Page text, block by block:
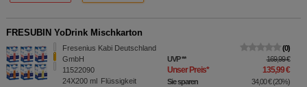
FRESUBIN YoDrink Mischkarton
Fresenius Kabi Deutschland
GmbH
11522090
24X200 ml Flüssigkeit
0
UVP** 169,99 €
Unser Preis* 135,99 €
Sie sparen 34,00 €(20%)